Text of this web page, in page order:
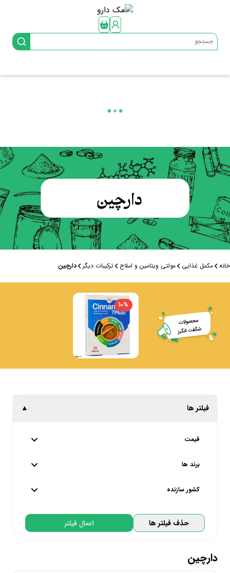
جستجو
خانه مکمل غذایی مولتی ویتامین و املاح ترکیبات دیگر دارچین
10%
فیلتر ها ▲
قیمت
برند ها
او پی دی فارما | OPD Pharma
بی اس کی | BSK
کشور سازنده
تحت لیسانس کره جنوبی | South Korea
تحت لیسانس آلمان | Germany
تحت لیسانس پرتغال | Portugal
حذف فیلتر ها اعمال فیلتر
دارچین